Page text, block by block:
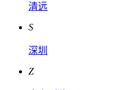
清远
S
深圳
Z